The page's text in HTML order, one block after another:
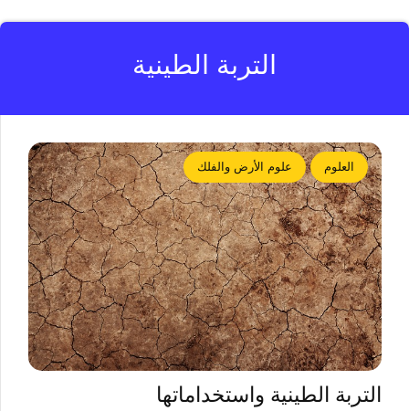
التربة الطينية
العلوم علوم الأرض والفلك
التربة الطينية واستخداماتها